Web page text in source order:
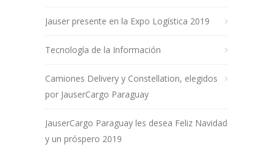
Jauser presente en la Expo Logística 2019
Tecnología de la Información
Camiones Delivery y Constellation, elegidos
por JauserCargo Paraguay
JauserCargo Paraguay les desea Feliz Navidad
y un próspero 2019